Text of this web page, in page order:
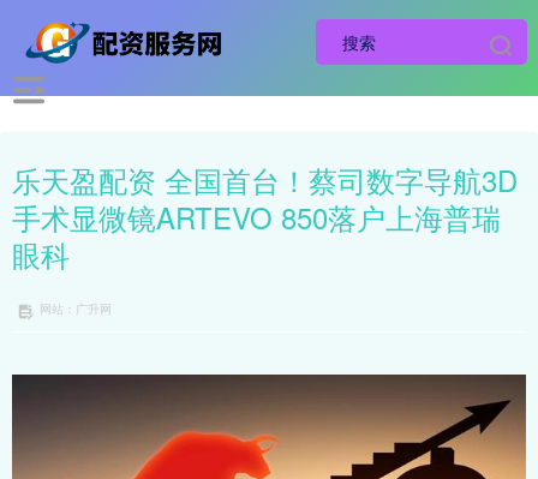
乐天盈配资 全国首台！蔡司数字导航3D
手术显微镜ARTEVO 850落户上海普瑞
眼科
网站：广升网